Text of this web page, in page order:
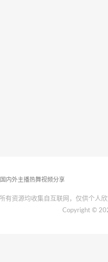
内外主播热舞视频分享
有资源均收集自互联网，仅供个人
Copyright ©